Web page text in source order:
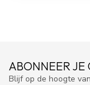
ABONNEER JE
Blijf op de hoogte